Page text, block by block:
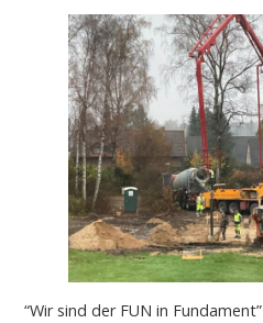
“Wir sind der FUN in Fundament”